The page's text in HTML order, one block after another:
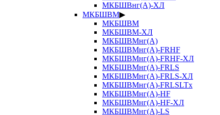
МКБШВнг(А)-ХЛ
МКБШВМ▶
МКБШВМ
МКБШВМ-ХЛ
МКБШВМнг(А)
МКБШВМнг(А)-FRHF
МКБШВМнг(А)-FRHF-ХЛ
МКБШВМнг(А)-FRLS
МКБШВМнг(А)-FRLS-ХЛ
МКБШВМнг(А)-FRLSLTx
МКБШВМнг(А)-HF
МКБШВМнг(А)-HF-ХЛ
МКБШВМнг(А)-LS